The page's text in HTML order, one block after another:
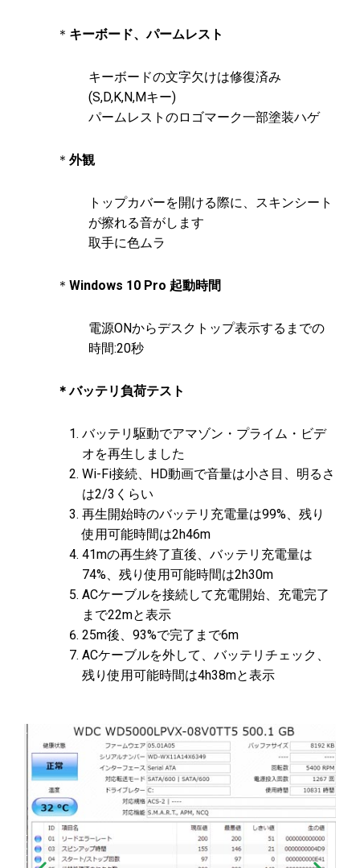
＊ キーボード、パームレスト
キーボードの文字欠けは修復済み
(S,D,K,N,Mキー)
パームレストのロゴマーク一部塗装ハゲ
＊ 外観
トップカバーを開ける際に、スキンシート
が擦れる音がします
取手に色ムラ
＊ Windows 10 Pro 起動時間
電源ONからデスクトップ表示するまでの
時間:20秒
＊バッテリ負荷テスト
バッテリ駆動でアマゾン・プライム・ビデ
オを再生しました
Wi-Fi接続、HD動画で音量は小さ目、明るさ
は2/3くらい
再生開始時のバッテリ充電量は99%、残り
使用可能時間は2h46m
41mの再生終了直後、バッテリ充電量は
74%、残り使用可能時間は2h30m
ACケーブルを接続して充電開始、充電完了
まで22mと表示
25m後、93%で完了まで6m
ACケーブルを外して、バッテリチェック、
残り使用可能時間は4h38mと表示